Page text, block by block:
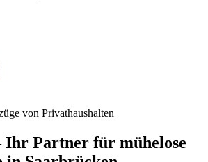
von Privathaushalten
Ihr Partner für mühelose